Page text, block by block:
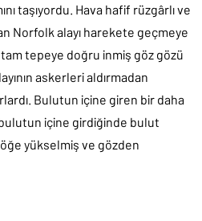
taşıyordu. Hava hafif rüzgârlı ve
Norfolk alayı harekete geçmeye
tam tepeye doğru inmiş göz gözü
askerleri aldırmadan
Bulutun içine giren bir daha
içine girdiğinde bulut
yükselmiş ve gözden